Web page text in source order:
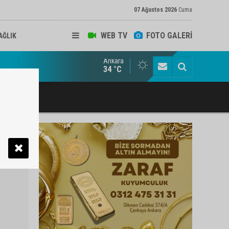
07 Ağustos 2026 Cuma
WEB TV FOTO GALERİ
ve Arabulucu Rüstem Yiğit Ahizer'e ziyaretçi akını
Ankara
34 °C